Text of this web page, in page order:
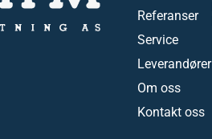
Referanser
Service
Leverandører
Om oss
Kontakt oss